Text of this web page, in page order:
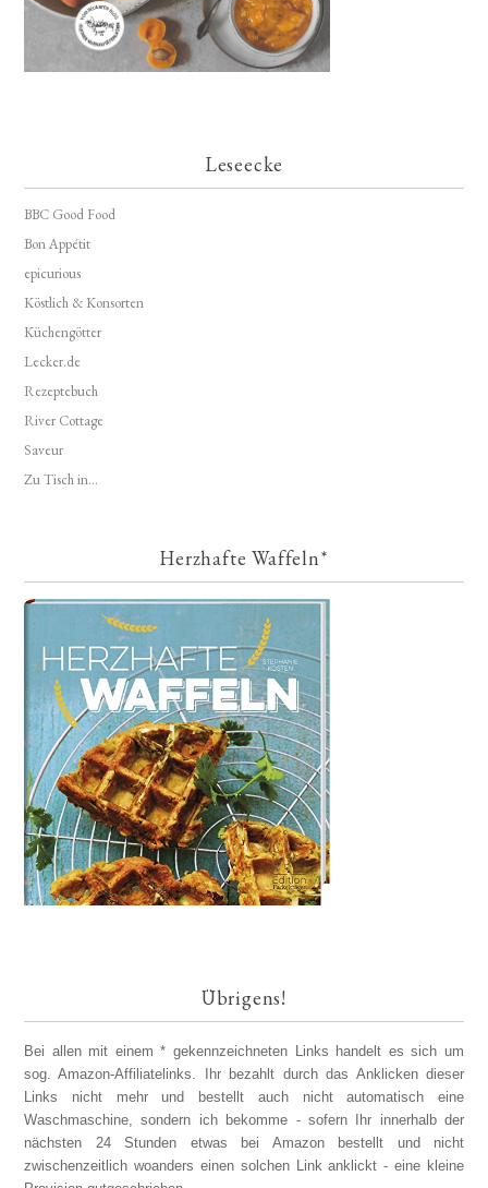
Leseecke
BBC Good Food
Bon Appétit
epicurious
Köstlich & Konsorten
Küchengötter
Lecker.de
Rezeptebuch
River Cottage
Saveur
Zu Tisch in...
Herzhafte Waffeln*
Übrigens!
Bei allen mit einem * gekennzeichneten Links handelt es sich um
sog. Amazon-Affiliatelinks. Ihr bezahlt durch das Anklicken dieser
Links nicht mehr und bestellt auch nicht automatisch eine
Waschmaschine, sondern ich bekomme - sofern Ihr innerhalb der
nächsten 24 Stunden etwas bei Amazon bestellt und nicht
zwischenzeitlich woanders einen solchen Link anklickt - eine kleine